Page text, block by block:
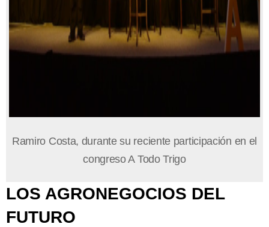
Ramiro Costa, durante su reciente participación en el
congreso A Todo Trigo
LOS AGRONEGOCIOS DEL
FUTURO